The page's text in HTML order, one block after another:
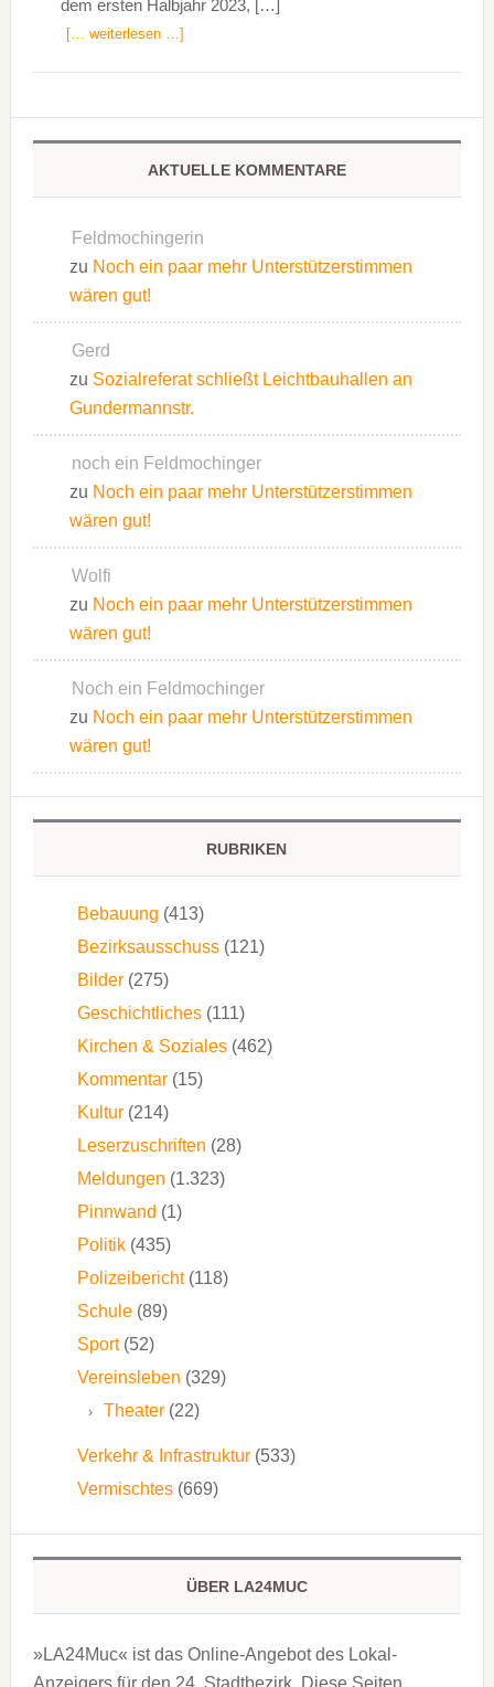
dem ersten Halbjahr 2023, […]
[… weiterlesen …]
AKTUELLE KOMMENTARE
Feldmochingerin
zu Noch ein paar mehr Unterstützerstimmen
wären gut!
Gerd
zu Sozialreferat schließt Leichtbauhallen an
Gundermannstr.
noch ein Feldmochinger
zu Noch ein paar mehr Unterstützerstimmen
wären gut!
Wolfi
zu Noch ein paar mehr Unterstützerstimmen
wären gut!
Noch ein Feldmochinger
zu Noch ein paar mehr Unterstützerstimmen
wären gut!
RUBRIKEN
Bebauung (413)
Bezirksausschuss(121)
Bilder(275)
Geschichtliches(111)
Kirchen & Soziales(462)
Kommentar(15)
Kultur(214)
Leserzuschriften (28)
Meldungen (1.323)
Pinnwand (1)
Politik(435)
Polizeibericht(118)
Schule(89)
Sport(52)
Vereinsleben (329)
Theater(22)
Verkehr & Infrastruktur(533)
Vermischtes(669)
ÜBER LA24MUC
»LA24Muc« ist das Online-Angebot des Lokal-
Anzeigers für den 24. Stadtbezirk. Diese Seiten